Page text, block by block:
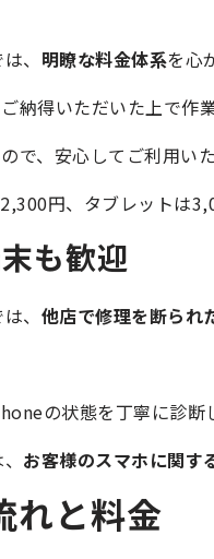
、 明瞭な料金体系を心
納得いただいた上で作業
で、安心してご利用いた
円、タブレットは
も歓迎
、 他店で修理を断られ
の状態を丁寧に診断
お客様のスマホに関す
れと料金